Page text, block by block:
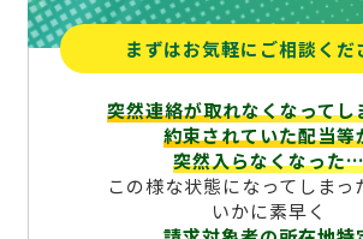
まずはお気軽にご相談くだ
突然連絡が取れなくなって
約束されていた配当等
突然入らなくなった
この様な状態になってしまっ
いかに素早く